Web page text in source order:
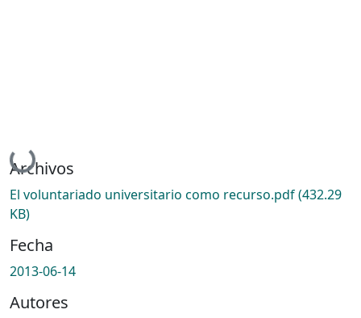
Cargando...
Archivos
El voluntariado universitario como recurso.pdf(432.29
KB)
Fecha
2013-06-14
Autores